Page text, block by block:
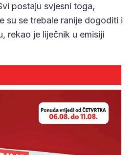
postaju svjesni toga,
su se trebale ranije dogoditi i
rekao je liječnik u emisiji